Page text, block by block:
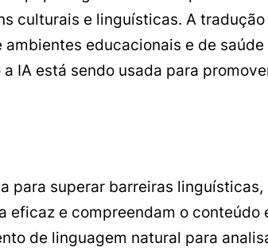
culturais e linguísticas. A
educacionais e de
IA está sendo usada para
para superar barreiras
e compreendam o conteúdo
de linguagem natural para